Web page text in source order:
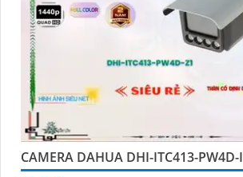
CAMERA DAHUA DHI-ITC413-PW4D-